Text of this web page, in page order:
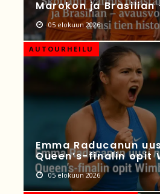
Marokon ja Brasilian
05 elokuun 2026
AUTOURHEILU
Emma Raducanun
Queen’s-finalin opit
05 elokuun 2026